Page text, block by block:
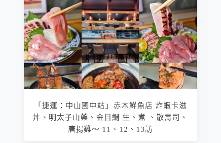
「捷運：中山國中站」赤木鮮魚店 炸蝦卡滋
丼、明太子山藥、金目鯛 生、煮 、散壽司、
唐揚雞～ 11、12、13訪